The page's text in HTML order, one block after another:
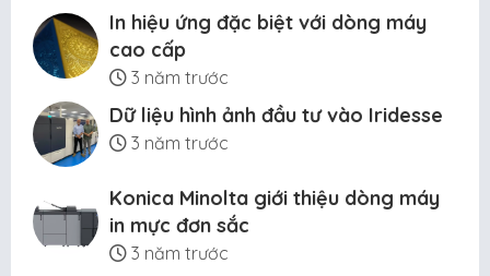
In hiệu ứng đặc biệt với dòng máy
cao cấp
3 năm trước
Dữ liệu hình ảnh đầu tư vào Iridesse
3 năm trước
Konica Minolta giới thiệu dòng máy
in mực đơn sắc
3 năm trước